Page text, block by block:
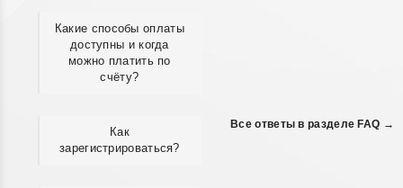
Какие способы оплаты
доступны и когда
можно платить по
счёту?
Как
зарегистрироваться?
Все ответы в разделе FAQ →